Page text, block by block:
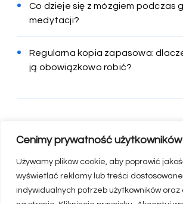
Cenimy prywatność użytkowników
Używamy plików cookie, aby poprawić
wyświetlać reklamy lub treści
indywidualnych potrzeb użytkowników oraz
Co dzieje się z mózgiem podczas
medytacji?
Regularna kopia zapasowa:
ją obowiązkowo robić?